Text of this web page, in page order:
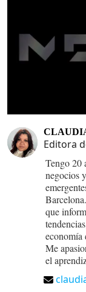
Editora
Tengo 20
negocios
que
Me
el